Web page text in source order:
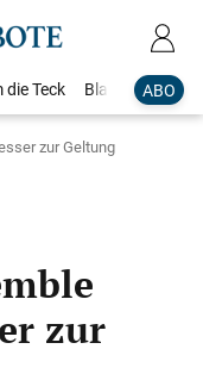
ABO
die Teck Blaulicht
zur Geltung
zur